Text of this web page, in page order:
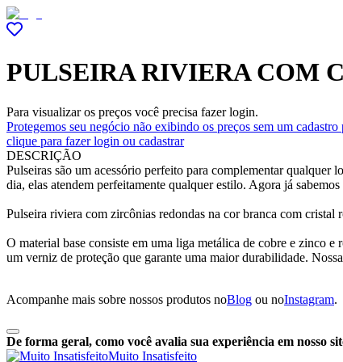
PULSEIRA RIVIERA COM
Para visualizar os preços você precisa fazer login.
Protegemos seu negócio não exibindo os preços sem um cadastro
clique para fazer login ou cadastrar
DESCRIÇÃO
Pulseiras são um acessório perfeito para complementar qualquer
dia, elas atendem perfeitamente qualquer estilo. Agora já
Pulseira riviera com zircônias redondas na cor branca com cristal
O material base consiste em uma liga metálica de cobre e zinco
um verniz de proteção que garante uma maior durabilidade.
Acompanhe mais sobre nossos produtos noBlog ou noInstagram.
De forma geral, como você avalia sua experiência em nosso
Muito Insatisfeito